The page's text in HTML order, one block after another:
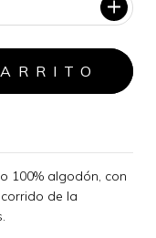
100% algodón, con
de la